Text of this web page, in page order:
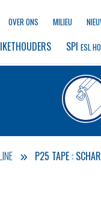
OVER ONS MILIEU
SPI ESL
P25 TAPE :